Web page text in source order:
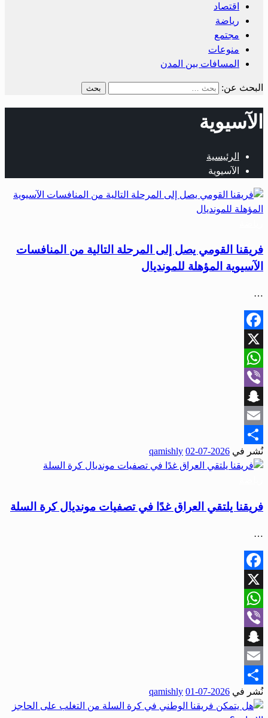
اقتصاد
رياضة
مجتمع
منوعات
المسافات بين المدن
البحث عن:
الآسيوية
الرئيسية
الآسيوية
فريقنا القومي يصل إلى المرحلة التالية من المنافسات
الآسيوية المؤهلة للمونديال
…
Facebook
X
WhatsApp
Viber
Snapchat
Email
Share
نُشر في 2026-07-02
qamishly
فريقنا يلتقي العراق غدًا في تصفيات مونديال كرة السلة
…
Facebook
X
WhatsApp
Viber
Snapchat
Email
Share
نُشر في 2026-07-01
qamishly